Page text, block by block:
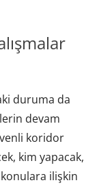
duruma da
devam
koridor
kim yapacak,
ilişkin